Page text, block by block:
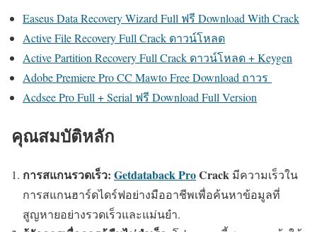
Easeus Data Recovery Wizard Full ฟรี Download With Crack
Active File Recovery Full Crack ดาวน์โหลด
Active Partition Recovery Full Crack ดาวน์โหลด + Keygen
Adobe Premiere Pro CC Mawto Free Download ถาวร
Acdsee Pro Full + Serial ฟรี Download Full Version
คุณสมบัติหลัก
การสแกนรวดเร็ว: Getdataback ProCrack มีความเร็วใน
การสแกนฮาร์ดไดร์ฟอย่างมืออาชีพเพื่อค้นหาข้อมูลที่
สูญหายอย่างรวดเร็วและแม่นยำ.